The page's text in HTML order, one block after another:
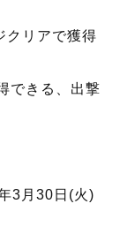
クリアで獲得
できる、出撃
3月30日(火)